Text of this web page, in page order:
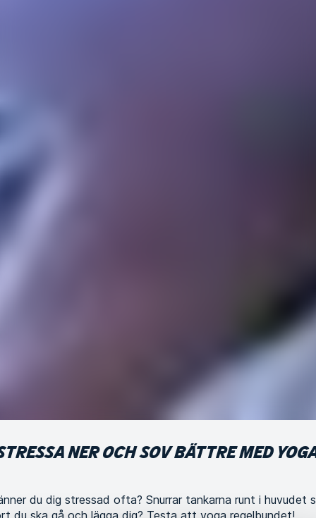
NER OCH SOV BÄTTRE MED
du dig stressad ofta? Snurrar tankarna runt i huvudet
du ska gå och lägga dig? Testa att yoga regelbundet!